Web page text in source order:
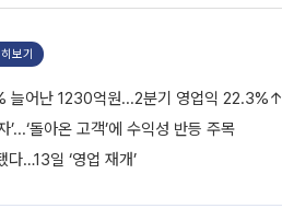
보기
늘어난 1230억원...2분기 영업익 22.3%↑
돌아온 고객’에 수익성 반등 주목
…13일 ‘영업 재개’